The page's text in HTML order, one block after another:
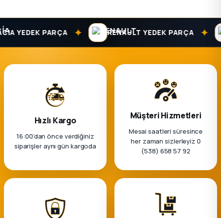
YEDEK PARÇA ✦ RENAULT YEDEK PARÇA ✦
Hızlı Kargo
16:00’dan önce verdiğiniz
siparişler aynı gün kargoda
Müşteri Hizmetleri
Mesai saatleri süresince
her zaman sizlerleyiz 0
(538) 658 57 92